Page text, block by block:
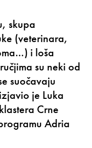
skupa
(veterinara,
i loša
su neki od
suočavaju
je Luka
Crne
Adria